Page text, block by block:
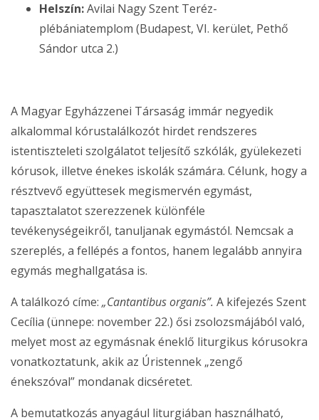
Helszín:Avilai Nagy Szent Teréz-
plébániatemplom (Budapest, VI. kerület, Pethő
Sándor utca 2.)
A Magyar Egyházzenei Társaság immár negyedik
alkalommal kórustalálkozót hirdet rendszeres
istentiszteleti szolgálatot teljesítő szkólák, gyülekezeti
kórusok, illetve énekes iskolák számára. Célunk, hogy a
résztvevő együttesek megismervén egymást,
tapasztalatot szerezzenek különféle
tevékenységeikről, tanuljanak egymástól. Nemcsak a
szereplés, a fellépés a fontos, hanem legalább annyira
egymás meghallgatása is.
A találkozó címe: „Cantantibus organis”. A kifejezés Szent
Cecília (ünnepe: november 22.) ősi zsolozsmájából való,
melyet most az egymásnak éneklő liturgikus kórusokra
vonatkoztatunk, akik az Úristennek „zengő
énekszóval” mondanak dicséretet.
A bemutatkozás anyagául liturgiában használható,